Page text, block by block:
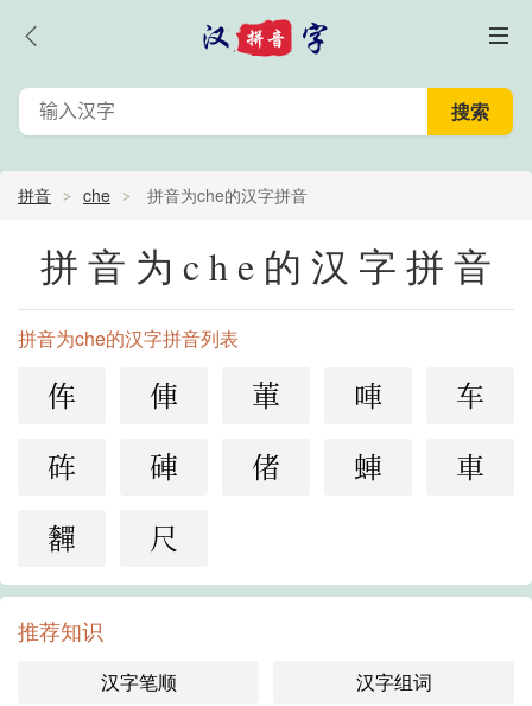
拼音 che 拼音为che的汉字拼音
拼音为che的汉字拼音
拼音为che的汉字拼音列表
伡 俥 莗 唓
车
砗
硨 偖 蛼
車
奲
尺
推荐知识
汉字笔顺 汉字组词